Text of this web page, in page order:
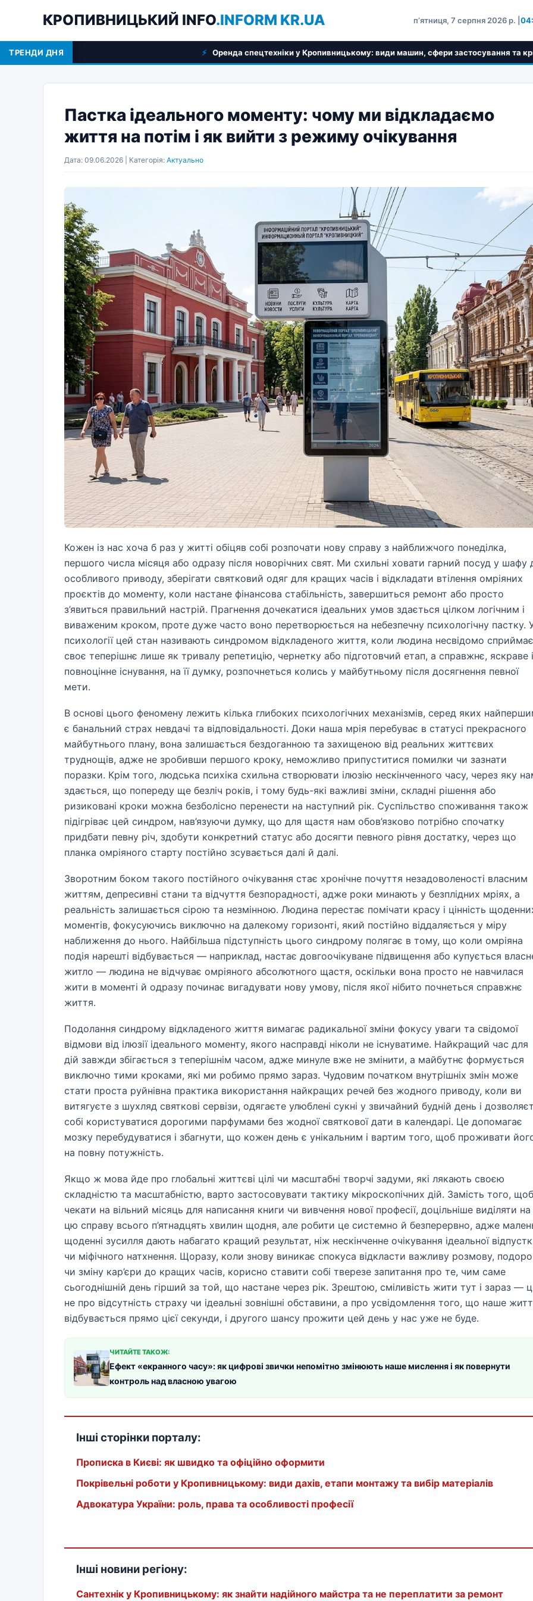
КРОПИВНИЦЬКИЙ INFO.INFORM KR.UA пʼятниця, 7 серпня 2026 р. |
ТРЕНДИ ДНЯ Оренда спецтехніки у Кропивницькому: види машин, сфери застосування та критерії вибору
Пастка ідеального моменту: чому ми відкладаємо
життя на потім і як вийти з режиму очікування
Дата: 09.06.2026 | Категорія: Актуально
Кожен із нас хоча б раз у житті обіцяв собі розпочати нову справу з найближчого понеділка,
першого числа місяця або одразу після новорічних свят. Ми схильні ховати гарний посуд у шафу
особливого приводу, зберігати святковий одяг для кращих часів і відкладати втілення омріяних
проєктів до моменту, коли настане фінансова стабільність, завершиться ремонт або просто
з’явиться правильний настрій. Прагнення дочекатися ідеальних умов здається цілком логічним і
виваженим кроком, проте дуже часто воно перетворюється на небезпечну психологічну пастку.
психології цей стан називають синдромом відкладеного життя, коли людина несвідомо сприймає
своє теперішнє лише як тривалу репетицію, чернетку або підготовчий етап, а справжнє, яскраве і
повноцінне існування, на її думку, розпочнеться колись у майбутньому після досягнення певної
мети.
В основі цього феномену лежить кілька глибоких психологічних механізмів, серед яких
є банальний страх невдачі та відповідальності. Доки наша мрія перебуває в статусі прекрасного
майбутнього плану, вона залишається бездоганною та захищеною від реальних життєвих
труднощів, адже не зробивши першого кроку, неможливо припуститися помилки чи зазнати
поразки. Крім того, людська психіка схильна створювати ілюзію нескінченного часу, через яку
здається, що попереду ще безліч років, і тому будь-які важливі зміни, складні рішення або
ризиковані кроки можна безболісно перенести на наступний рік. Суспільство споживання також
підігріває цей синдром, нав’язуючи думку, що для щастя нам обов’язково потрібно спочатку
придбати певну річ, здобути конкретний статус або досягти певного рівня достатку, через що
планка омріяного старту постійно зсувається далі й далі.
Зворотним боком такого постійного очікування стає хронічне почуття незадоволеності власним
життям, депресивні стани та відчуття безпорадності, адже роки минають у безплідних мріях, а
реальність залишається сірою та незмінною. Людина перестає помічати красу і цінність
моментів, фокусуючись виключно на далекому горизонті, який постійно віддаляється у міру
наближення до нього. Найбільша підступність цього синдрому полягає в тому, що коли омріяна
подія нарешті відбувається — наприклад, настає довгоочікуване підвищення або купується
житло — людина не відчуває омріяного абсолютного щастя, оскільки вона просто не навчилася
жити в моменті й одразу починає вигадувати нову умову, після якої нібито почнеться справжнє
життя.
Подолання синдрому відкладеного життя вимагає радикальної зміни фокусу уваги та свідомої
відмови від ілюзії ідеального моменту, якого насправді ніколи не існуватиме. Найкращий час для
дій завжди збігається з теперішнім часом, адже минуле вже не змінити, а майбутнє формується
виключно тими кроками, які ми робимо прямо зараз. Чудовим початком внутрішніх змін може
стати проста руйнівна практика використання найкращих речей без жодного приводу, коли ви
витягуєте з шухляд святкові сервізи, одягаєте улюблені сукні у звичайний будній день і
собі користуватися дорогими парфумами без жодної святкової дати в календарі. Це допомагає
мозку перебудуватися і збагнути, що кожен день є унікальним і вартим того, щоб проживати
на повну потужність.
Якщо ж мова йде про глобальні життєві цілі чи масштабні творчі задуми, які лякають своєю
складністю та масштабністю, варто застосовувати тактику мікроскопічних дій. Замість того, щоб
чекати на вільний місяць для написання книги чи вивчення нової професії, доцільніше виділяти на
цю справу всього п’ятнадцять хвилин щодня, але робити це системно й безперервно, адже
щоденні зусилля дають набагато кращий результат, ніж нескінченне очікування ідеальної
чи міфічного натхнення. Щоразу, коли знову виникає спокуса відкласти важливу розмову,
чи зміну кар’єри до кращих часів, корисно ставити собі тверезе запитання про те, чим саме
сьогоднішній день гірший за той, що настане через рік. Зрештою, сміливість жити тут і зараз —
не про відсутність страху чи ідеальні зовнішні обставини, а про усвідомлення того, що наше
відбувається прямо цієї секунди, і другого шансу прожити цей день у нас уже не буде.
ЧИТАЙТЕ ТАКОЖ:
Ефект «екранного часу»: як цифрові звички непомітно змінюють наше мислення і як повернути
контроль над власною увагою
Інші сторінки порталу:
Прописка в Києві: як швидко та офіційно оформити
Покрівельні роботи у Кропивницькому: види дахів, етапи монтажу та вибір матеріалів
Адвокатура України: роль, права та особливості професії
Інші новини регіону:
Сантехнік у Кропивницькому: як знайти надійного майстра та не переплатити за ремонт